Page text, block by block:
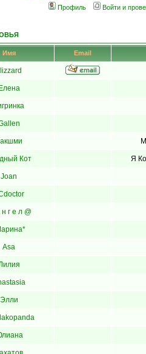
Профиль
Войти и
Имя Email
Елена
Кот Я
Joan
г е л @
Asa
Элли